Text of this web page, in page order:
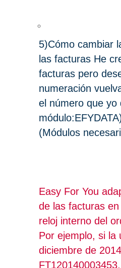
5)Cómo cambiar
las facturas He
facturas pero
numeración
el número que yo
(Módulos
Easy For You
de las facturas
reloj interno del
Por ejemplo, si la
diciembre de